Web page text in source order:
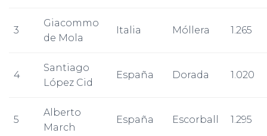
3
Giacommo
de Mola
Italia Móllera 1.265
4
Santiago
López Cid
España Dorada 1.020
5
Alberto
March
España Escorball 1.295